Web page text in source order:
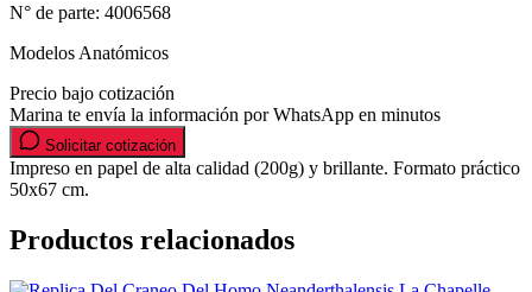
N° de parte: 4006568
Modelos Anatómicos
Precio bajo cotización
Marina te envía la información por WhatsApp en minutos
Solicitar cotización
Impreso en papel de alta calidad (200g) y brillante. Formato práctico
50x67 cm.
Productos relacionados